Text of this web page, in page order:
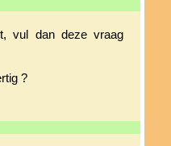
vul dan deze vraag
?